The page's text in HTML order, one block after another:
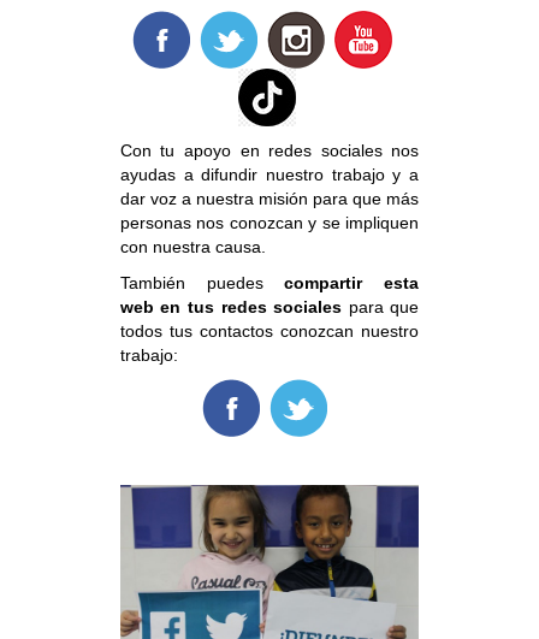
Con tu apoyo en redes sociales nos
ayudas a difundir nuestro trabajo y a
dar voz a nuestra misión para que más
personas nos conozcan y se impliquen
con nuestra causa.
También puedescompartir esta
web en tus redes sociales para que
todos tus contactos conozcan nuestro
trabajo: